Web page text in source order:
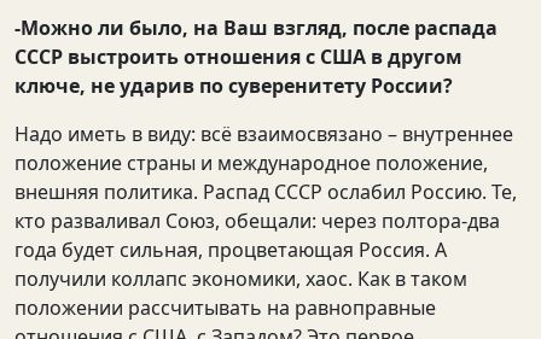
-Можно ли было, на Ваш взгляд, после распада
СССР выстроить отношения с США в другом
ключе, не ударив по суверенитету России?
Надо иметь в виду: всё взаимосвязано – внутреннее
положение страны и международное положение,
внешняя политика. Распад СССР ослабил Россию. Те,
кто разваливал Союз, обещали: через полтора-два
года будет сильная, процветающая Россия. А
получили коллапс экономики, хаос. Как в таком
положении рассчитывать на равноправные